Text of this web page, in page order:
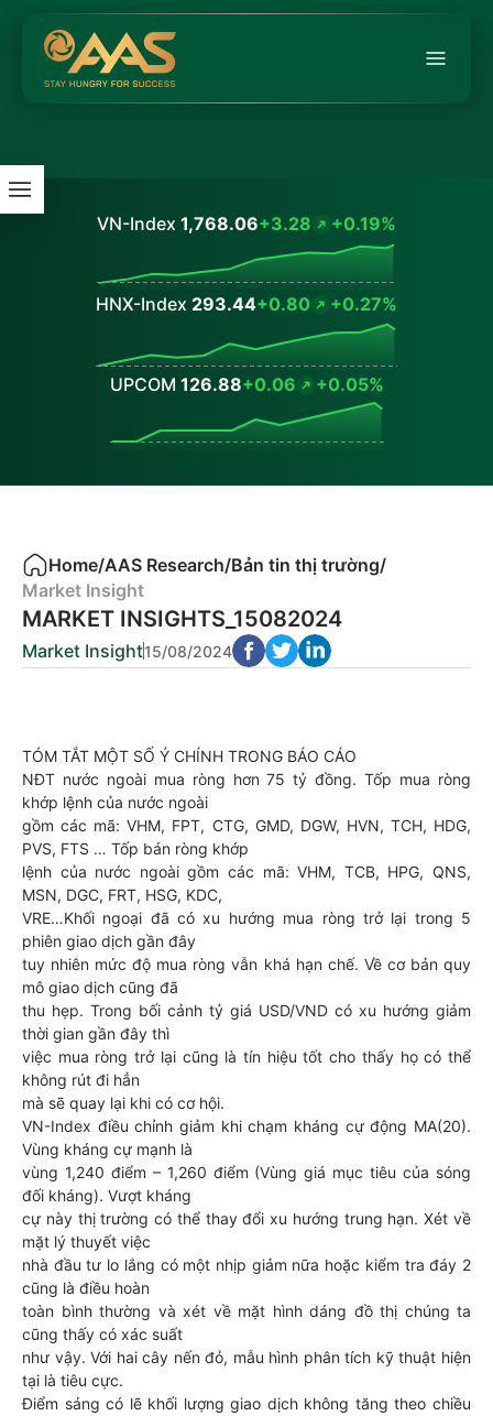
VN-Index 1,768.06+3.28 +0.19%
HNX-Index 293.44+0.80 +0.27%
UPCOM 126.88+0.06 +0.05%
Home/AAS Research/Bản tin thị trường/
Market Insight
MARKET INSIGHTS_15082024
Market Insight15/08/2024
TÓM TẮT MỘT SỐ Ý CHÍNH TRONG BÁO CÁO
NĐT nước ngoài mua ròng hơn 75 tỷ đồng. Tốp mua ròng
khớp lệnh của nước ngoài
gồm các mã: VHM, FPT, CTG, GMD, DGW, HVN, TCH, HDG,
PVS, FTS … Tốp bán ròng khớp
lệnh của nước ngoài gồm các mã: VHM, TCB, HPG, QNS,
MSN, DGC, FRT, HSG, KDC,
VRE…Khối ngoại đã có xu hướng mua ròng trở lại trong 5
phiên giao dịch gần đây
tuy nhiên mức độ mua ròng vẫn khá hạn chế. Về cơ bản quy
mô giao dịch cũng đã
thu hẹp. Trong bối cảnh tỷ giá USD/VND có xu hướng giảm
thời gian gần đây thì
việc mua ròng trở lại cũng là tín hiệu tốt cho thấy họ có thể
không rút đi hẳn
mà sẽ quay lại khi có cơ hội.
VN-Index điều chỉnh giảm khi chạm kháng cự động MA(20).
Vùng kháng cự mạnh là
vùng 1,240 điểm – 1,260 điểm (Vùng giá mục tiêu của sóng
đối kháng). Vượt kháng
cự này thị trường có thể thay đổi xu hướng trung hạn. Xét về
mặt lý thuyết việc
nhà đầu tư lo lắng có một nhịp giảm nữa hoặc kiểm tra đáy 2
cũng là điều hoàn
toàn bình thường và xét về mặt hình dáng đồ thị chúng ta
cũng thấy có xác suất
như vậy. Với hai cây nến đỏ, mẫu hình phân tích kỹ thuật hiện
tại là tiêu cực.
Điểm sáng có lẽ khối lượng giao dịch không tăng theo chiều